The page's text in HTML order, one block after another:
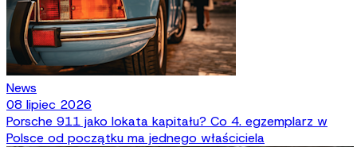
News
08 lipiec 2026
Porsche 911 jako lokata kapitału? Co 4. egzemplarz w
Polsce od początku ma jednego właściciela